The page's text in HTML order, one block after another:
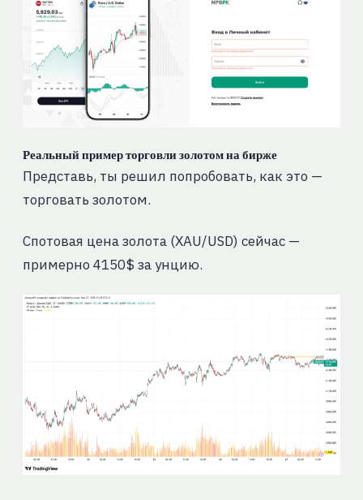
Реальный пример торговли золотом на бирже
Представь, ты решил попробовать, как это —
торговать золотом.
Спотовая цена золота (XAU/USD) сейчас —
примерно 4150$ за унцию.